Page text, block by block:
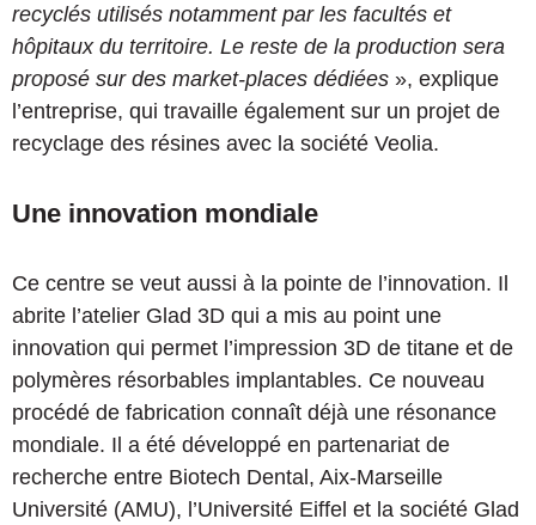
recyclés utilisés notamment par les facultés et
hôpitaux du territoire. Le reste de la production sera
proposé sur des market-places dédiées », explique
l’entreprise, qui travaille également sur un projet de
recyclage des résines avec la société Veolia.
Une innovation mondiale
Ce centre se veut aussi à la pointe de l’innovation. Il
abrite l’atelier Glad 3D qui a mis au point une
innovation qui permet l’impression 3D de titane et de
polymères résorbables implantables. Ce nouveau
procédé de fabrication connaît déjà une résonance
mondiale. Il a été développé en partenariat de
recherche entre Biotech Dental, Aix-Marseille
Université (AMU), l’Université Eiffel et la société Glad